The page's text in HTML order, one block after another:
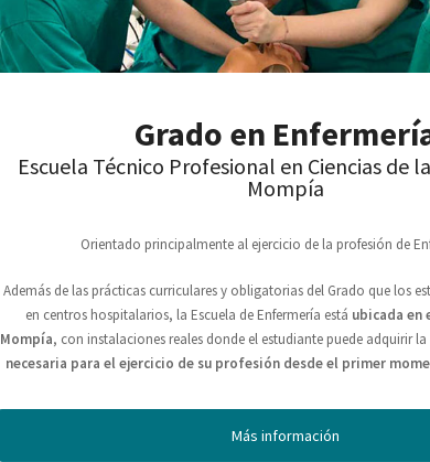
Grado en
Escuela Técnico Profesional en Ciencias de
Mompía
Orientado principalmente al ejercicio de la profesión de
Además de las prácticas curriculares y obligatorias del Grado que los
en centros hospitalarios, la Escuela de Enfermería está ubicada
Mompía, con instalaciones reales donde el estudiante puede adquirir la
necesaria para el ejercicio de su profesión desde el primer
Más información